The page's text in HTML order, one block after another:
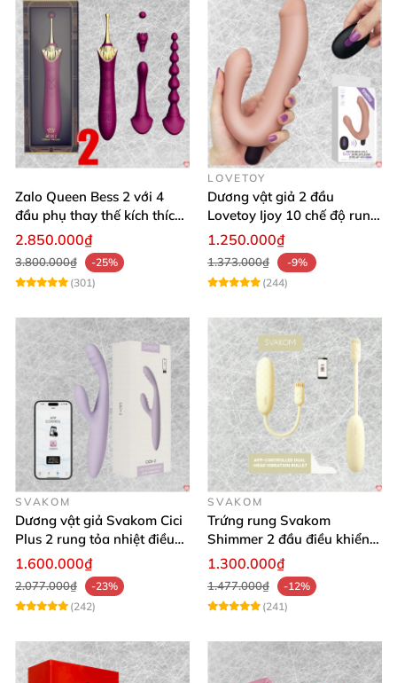
Zalo Queen Bess 2 với 4
đầu phụ thay thế kích thích
nhiều vị trí
2.850.000₫
3.800.000₫
-25%
(301)
LOVETOY
Dương vật giả 2 đầu
Lovetoy Ijoy 10 chế độ rung
silicon cao cấp sạc điện
1.250.000₫
1.373.000₫
-9%
(244)
SVAKOM
Dương vật giả Svakom Cici
Plus 2 rung tỏa nhiệt điều
khiển app an toàn silicone
1.600.000₫
2.077.000₫
-23%
(242)
SVAKOM
Trứng rung Svakom
Shimmer 2 đầu điều khiển
app tiện lợi
1.300.000₫
1.477.000₫
-12%
(241)